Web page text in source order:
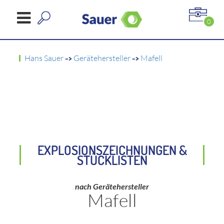
0
Hans Sauer-> Gerätehersteller-> Mafell
EXPLOSIONSZEICHNUNGEN &
STÜCKLISTEN
nach Gerätehersteller
Mafell